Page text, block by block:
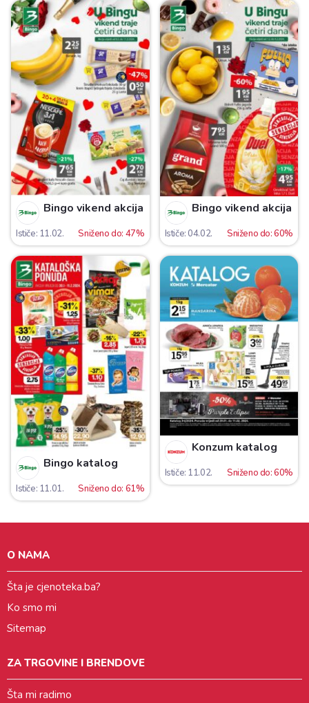
Bingo vikend akcija
Ističe: 11.02. Sniženo do: 47%
Bingo vikend akcija
Ističe: 04.02. Sniženo do: 60%
Bingo katalog
Ističe: 11.01. Sniženo do: 61%
Konzum katalog
Ističe: 11.02. Sniženo do: 60%
O NAMA
Šta je cjenoteka.ba?
Ko smo mi
Sitemap
ZA TRGOVINE I BRENDOVE
Šta mi radimo